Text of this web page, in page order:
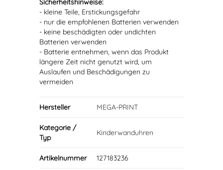
Sicherheitshinweise:
- kleine Teile, Erstickungsgefahr
- nur die empfohlenen Batterien verwenden
- keine beschädigten oder undichten
Batterien verwenden
- Batterie entnehmen, wenn das Produkt
längere Zeit nicht genutzt wird, um
Auslaufen und Beschädigungen zu
vermeiden
Hersteller MEGA-PRINT
Kategorie /
Typ
Kinderwanduhren
Artikelnummer 127183236